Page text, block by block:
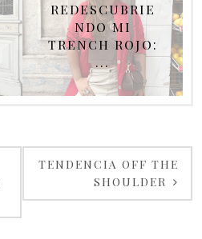
REDESCUBRIE
NDO MI
TRENCH ROJO:
...
TENDENCIA OFF THE
SHOULDER